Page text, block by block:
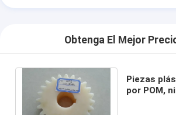
Obtenga El Mejor
Piezas
por POM,